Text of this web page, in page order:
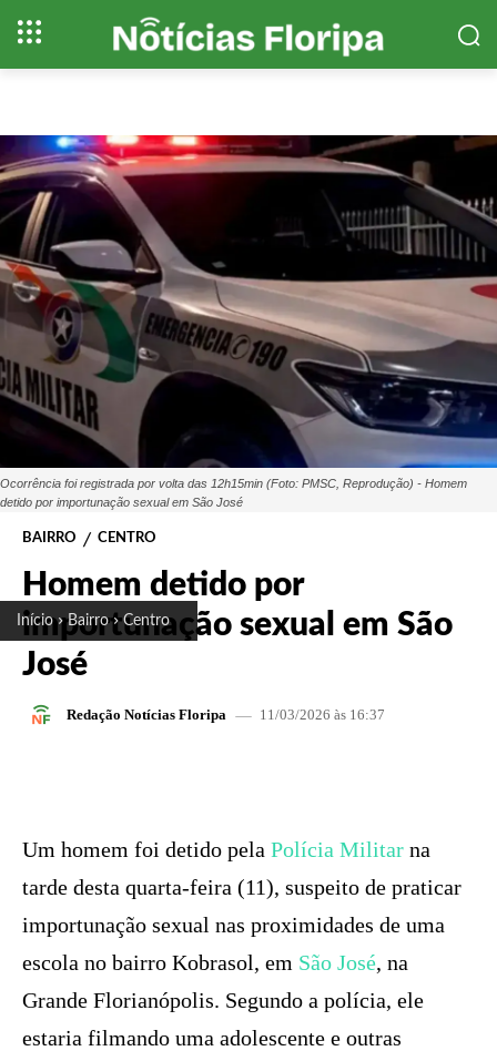
Início Bairro Centro
Ocorrência foi registrada por volta das 12h15min (Foto: PMSC, Reprodução) - Homem
detido por importunação sexual em São José
BAIRRO CENTRO
Homem detido por
importunação sexual em São
José
Redação Notícias Floripa 11/03/2026 às 16:37
Um homem foi detido pela Polícia Militar na
tarde desta quarta-feira (11), suspeito de praticar
importunação sexual nas proximidades de uma
escola no bairro Kobrasol, em São José, na
Grande Florianópolis. Segundo a polícia, ele
estaria filmando uma adolescente e outras